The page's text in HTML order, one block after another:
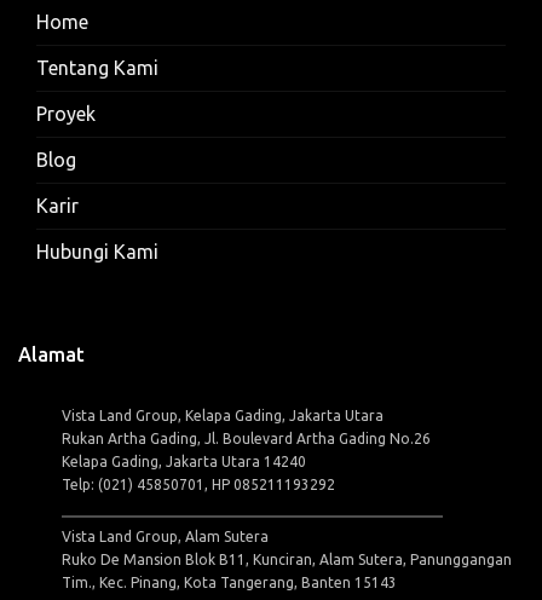
Home
Tentang Kami
Proyek
Blog
Karir
Hubungi Kami
Alamat
Vista Land Group, Kelapa Gading, Jakarta Utara
Rukan Artha Gading, Jl. Boulevard Artha Gading No.26
Kelapa Gading, Jakarta Utara 14240
Telp: (021) 45850701, HP 085211193292
Vista Land Group, Alam Sutera
Ruko De Mansion Blok B11, Kunciran, Alam Sutera, Panunggangan
Tim., Kec. Pinang, Kota Tangerang, Banten 15143